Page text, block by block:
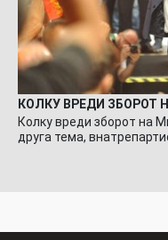
КОЛКУ ВРЕДИ ЗБОРОТ
Колку вреди зборот на
друга тема,